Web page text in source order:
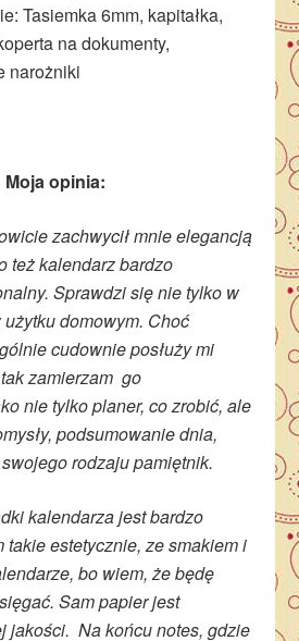
Tasiemka 6mm, kapitałka,
na dokumenty,
narożniki
Moja opinia:
zachwycił mnie elegancją
też kalendarz bardzo
Sprawdzi się nie tylko w
domowym. Choć
cudownie posłuży mi
zamierzam go
nie tylko planer, co zrobić, ale
podsumowanie dnia,
rodzaju pamiętnik.
kalendarza jest bardzo
estetycznie, ze smakiem i
bo wiem, że będę
Sam papier jest
jakości. Na końcu notes, gdzie